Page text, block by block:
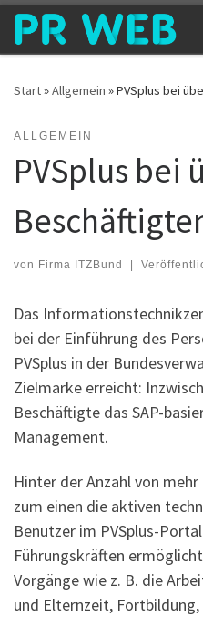
Zum Inhalt springen
Start»Allgemein »PVSplus bei
ALLGEMEIN
PVSplus bei
von Firma ITZBund |
Das
bei der Einführung des
PVSplus in der
Zielmarke erreicht:
Beschäftigte das SAP-
Management.
Hinter der Anzahl von
zum einen die aktiven
Benutzer im PVSplus-
Führungskräften
Vorgänge wie z. B. die
und Elternzeit,